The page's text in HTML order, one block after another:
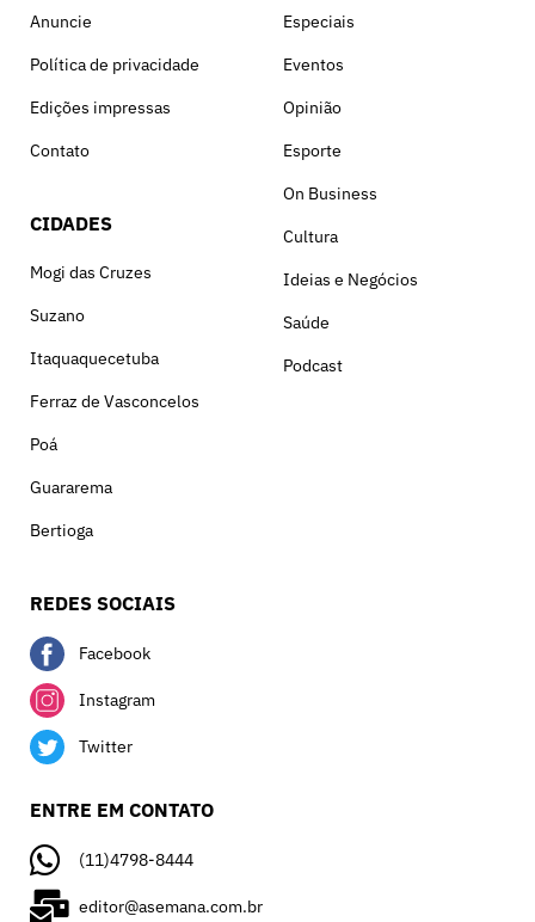
Anuncie
Política de privacidade
Edições impressas
Contato
CIDADES
Mogi das Cruzes
Suzano
Itaquaquecetuba
Ferraz de Vasconcelos
Poá
Guararema
Bertioga
Especiais
Eventos
Opinião
Esporte
On Business
Cultura
Ideias e Negócios
Saúde
Podcast
REDES SOCIAIS
Facebook
Instagram
Twitter
ENTRE EM CONTATO
(11)4798-8444
editor@asemana.com.br